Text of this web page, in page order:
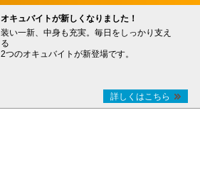
オキュバイトが新しくなりました！
装い一新、中身も充実。毎日をしっかり支え
る
2つのオキュバイトが新登場です。
詳しくはこちら